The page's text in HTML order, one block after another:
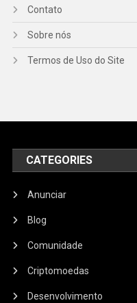
Contato
Sobre nós
Termos de Uso do Site
CATEGORIES
Anunciar
Blog
Comunidade
Criptomoedas
Desenvolvimento